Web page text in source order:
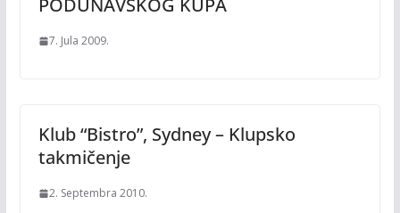
PODUNAVSKOG KUPA
7. Jula 2009.
Klub “Bistro”, Sydney – Klupsko
takmičenje
2. Septembra 2010.